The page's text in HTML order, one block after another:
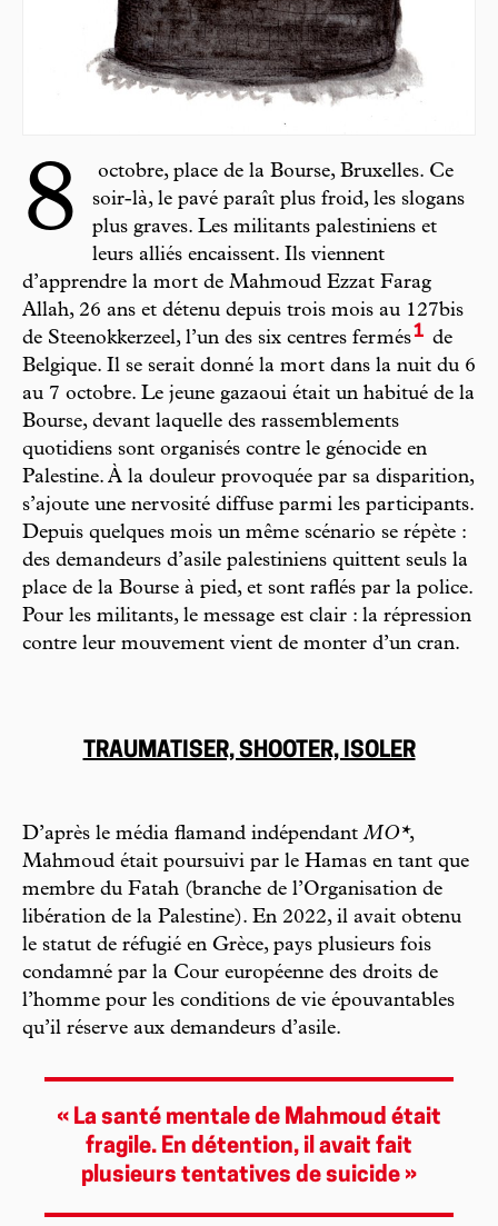
8
octobre, place de la Bourse, Bruxelles. Ce
soir-là, le pavé paraît plus froid, les slogans
plus graves. Les militants palestiniens et
leurs alliés encaissent. Ils viennent
d’apprendre la mort de Mahmoud Ezzat Farag
Allah, 26 ans et détenu depuis trois mois au 127bis
de Steenokkerzeel, l’un des six centres fermés1 de
Belgique. Il se serait donné la mort dans la nuit du 6
au 7 octobre. Le jeune gazaoui était un habitué de la
Bourse, devant laquelle des rassemblements
quotidiens sont organisés contre le génocide en
Palestine. À la douleur provoquée par sa disparition,
s’ajoute une nervosité diffuse parmi les participants.
Depuis quelques mois un même scénario se répète :
des demandeurs d’asile palestiniens quittent seuls la
place de la Bourse à pied, et sont raflés par la police.
Pour les militants, le message est clair : la répression
contre leur mouvement vient de monter d’un cran.
TRAUMATISER, SHOOTER, ISOLER
D’après le média flamand indépendantMO*,
Mahmoud était poursuivi par le Hamas en tant que
membre du Fatah (branche de l’Organisation de
libération de la Palestine). En 2022, il avait obtenu
le statut de réfugié en Grèce, pays plusieurs fois
condamné par la Cour européenne des droits de
l’homme pour les conditions de vie épouvantables
qu’il réserve aux demandeurs d’asile.
« La santé mentale de Mahmoud était
fragile. En détention, il avait fait
plusieurs tentatives de suicide »